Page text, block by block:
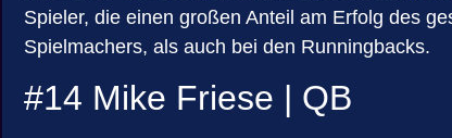
Spieler, die einen großen Anteil am Erfolg des
Spielmachers, als auch bei den Runningbacks.
#14 Mike Friese | QB